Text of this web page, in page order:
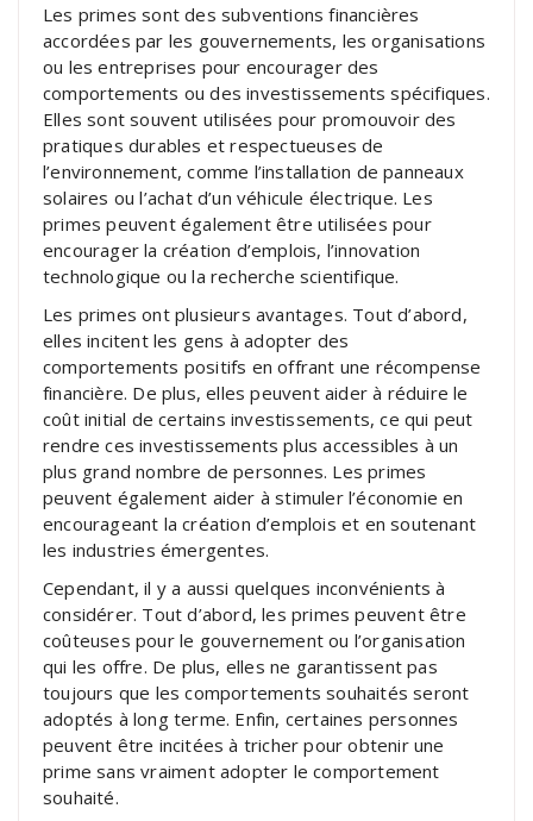
Les primes sont des subventions financières
accordées par les gouvernements, les organisations
ou les entreprises pour encourager des
comportements ou des investissements spécifiques.
Elles sont souvent utilisées pour promouvoir des
pratiques durables et respectueuses de
l’environnement, comme l’installation de panneaux
solaires ou l’achat d’un véhicule électrique. Les
primes peuvent également être utilisées pour
encourager la création d’emplois, l’innovation
technologique ou la recherche scientifique.
Les primes ont plusieurs avantages. Tout d’abord,
elles incitent les gens à adopter des
comportements positifs en offrant une récompense
financière. De plus, elles peuvent aider à réduire le
coût initial de certains investissements, ce qui peut
rendre ces investissements plus accessibles à un
plus grand nombre de personnes. Les primes
peuvent également aider à stimuler l’économie en
encourageant la création d’emplois et en soutenant
les industries émergentes.
Cependant, il y a aussi quelques inconvénients à
considérer. Tout d’abord, les primes peuvent être
coûteuses pour le gouvernement ou l’organisation
qui les offre. De plus, elles ne garantissent pas
toujours que les comportements souhaités seront
adoptés à long terme. Enfin, certaines personnes
peuvent être incitées à tricher pour obtenir une
prime sans vraiment adopter le comportement
souhaité.